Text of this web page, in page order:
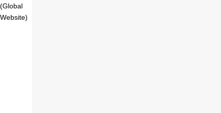
(Global
Website)